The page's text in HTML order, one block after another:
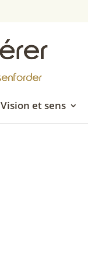
Vision et sens